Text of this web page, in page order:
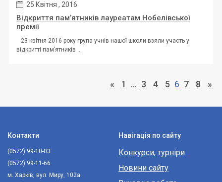
25 Квітня , 2016
Відкриття пам’ятників лауреатам Нобелівської
премії
23 квітня 2016 року група учнів нашої школи взяли участь у
відкритті пам’ятників ...
« 1 … 3 4 5 6 7 8 »
Навігація по сайту
Конкурси, турніри
Новини сайту
Контакти
(0572) 99-10-03
(0572) 99-11-66
м. Харків, вул. Миру, 102а